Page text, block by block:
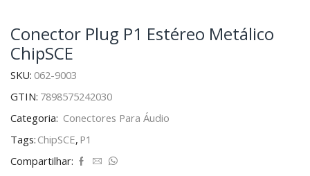
Conector Plug P1 Estéreo Metálico
ChipSCE
SKU: 062-9003
GTIN: 7898575242030
Categoria: Conectores Para Áudio
Tags: ChipSCE, P1
Compartilhar: